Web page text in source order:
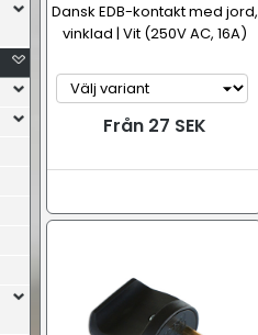
Dansk EDB-kontakt med jord,
vinklad | Vit (250V AC, 16A)
Från 27 SEK